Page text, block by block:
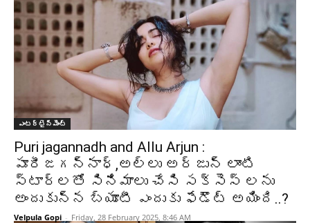
ఎంటర్టైన్మెంట్
Puri jagannadh and Allu Arjun :
పూరీజగన్నాధ్,అల్లు అర్జున్ లాంటి
స్టార్లతో సినిమాలు చేసి సక్సెస్ లను
అందుకున్న బ్యూటీ ఎందుకు ఫేడౌట్ అయింది..?
Velpula Gopi - Friday, 28 February 2025, 8:46 AM